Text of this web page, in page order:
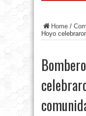
Home /
Hoyo